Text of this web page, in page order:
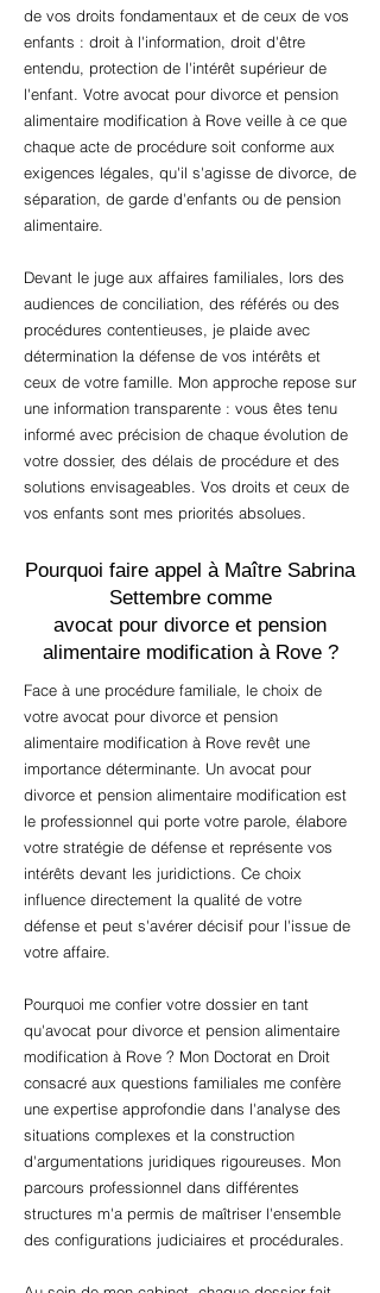
de vos droits fondamentaux et de ceux de vos
enfants : droit à l'information, droit d'être
entendu, protection de l'intérêt supérieur de
l'enfant. Votre avocat pour divorce et pension
alimentaire modification à Rove veille à ce que
chaque acte de procédure soit conforme aux
exigences légales, qu'il s'agisse de divorce, de
séparation, de garde d'enfants ou de pension
alimentaire.
Devant le juge aux affaires familiales, lors des
audiences de conciliation, des référés ou des
procédures contentieuses, je plaide avec
détermination la défense de vos intérêts et
ceux de votre famille. Mon approche repose sur
une information transparente : vous êtes tenu
informé avec précision de chaque évolution de
votre dossier, des délais de procédure et des
solutions envisageables. Vos droits et ceux de
vos enfants sont mes priorités absolues.
Pourquoi faire appel à Maître Sabrina
Settembre comme
avocat pour divorce et pension
alimentaire modification à Rove ?
Face à une procédure familiale, le choix de
votre avocat pour divorce et pension
alimentaire modification à Rove revêt une
importance déterminante. Un avocat pour
divorce et pension alimentaire modification est
le professionnel qui porte votre parole, élabore
votre stratégie de défense et représente vos
intérêts devant les juridictions. Ce choix
influence directement la qualité de votre
défense et peut s'avérer décisif pour l'issue de
votre affaire.
Pourquoi me confier votre dossier en tant
qu'avocat pour divorce et pension alimentaire
modification à Rove ? Mon Doctorat en Droit
consacré aux questions familiales me confère
une expertise approfondie dans l'analyse des
situations complexes et la construction
d'argumentations juridiques rigoureuses. Mon
parcours professionnel dans différentes
structures m'a permis de maîtriser l'ensemble
des configurations judiciaires et procédurales.